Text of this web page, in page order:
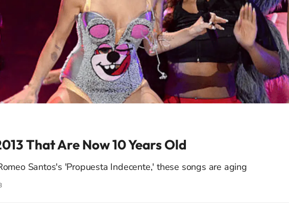
That Are Now 10 Years Old
Santos's 'Propuesta Indecente,' these songs are aging